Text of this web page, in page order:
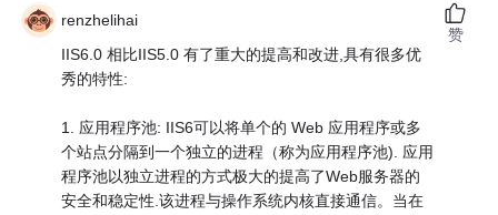
renzhelihai
IIS6.0 相比IIS5.0 有了重大的提高和改进,具有很多优
秀的特性:
1. 应用程序池: IIS6可以将单个的 Web 应用程序或多
个站点分隔到一个独立的进程（称为应用程序池). 应用
程序池以独立进程的方式极大的提高了Web服务器的
安全和稳定性.该进程与操作系统内核直接通信。当在
赞